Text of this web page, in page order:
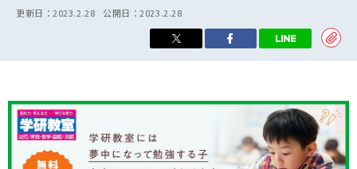
3歳
年中
年長
小学3年生
小学5年生
小学6年生
イベント
ニュース
そだち＆まなび
ワーク・ドリル
こそだて生活
更新日：2023.2.28 公開日：2023.2.28